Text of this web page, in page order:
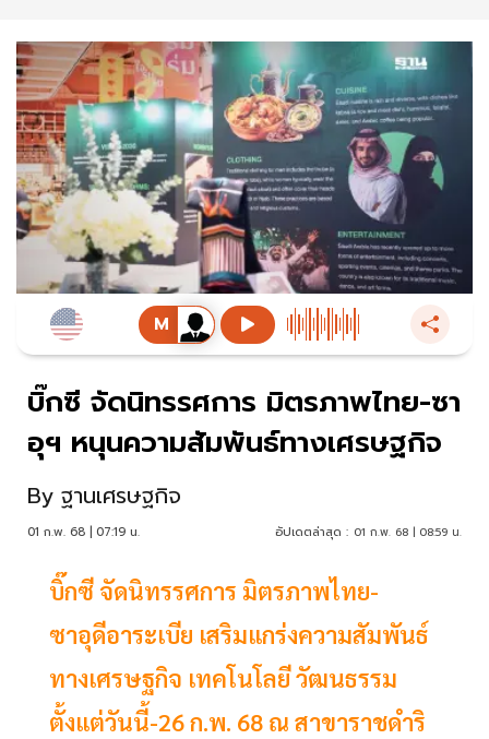
บิ๊กซี จัดนิทรรศการ มิตรภาพไทย-ซา
อุฯ หนุนความสัมพันธ์ทางเศรษฐกิจ
By ฐานเศรษฐกิจ
01 ก.พ. 68 | 07:19 น. อัปเดตล่าสุด : 01 ก.พ. 68 | 08:59 น.
บิ๊กซี จัดนิทรรศการ มิตรภาพไทย-
ซาอุดีอาระเบีย เสริมแกร่งความสัมพันธ์
ทางเศรษฐกิจ เทคโนโลยี วัฒนธรรม
ตั้งแต่วันนี้-26 ก.พ. 68 ณ สาขาราชดำริ